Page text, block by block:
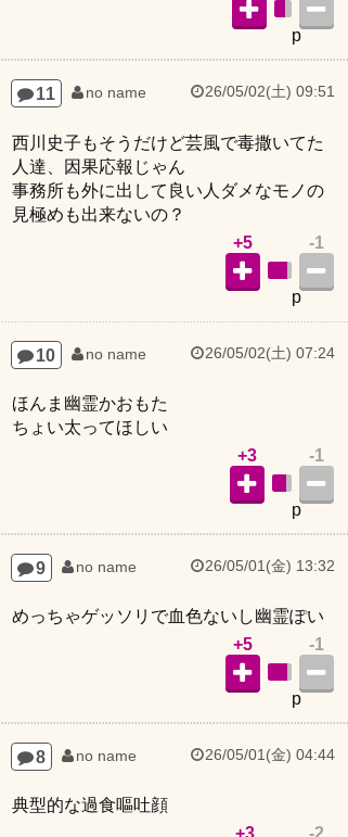
p
11 no name 26/05/02(土) 09:51
西川史子もそうだけど芸風で毒撒いてた
人達、因果応報じゃん
事務所も外に出して良い人ダメなモノの
見極めも出来ないの？
-1
p
+5
10 26/05/02(土) 07:24
ほんま幽霊かおもた
ちょい太ってほしい
-1
p
+3
9 26/05/01(金) 13:32
めっちゃゲッソリで血色ないし幽霊ぽい
-1
p
+5
8 26/05/01(金) 04:44
典型的な過食嘔吐顔
-2
+3